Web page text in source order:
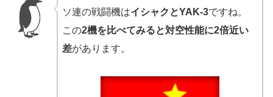
ソ連の戦闘機はイシャクとYAK-3ですね。
この2機を比べてみると対空性能に2倍近い
差があります。